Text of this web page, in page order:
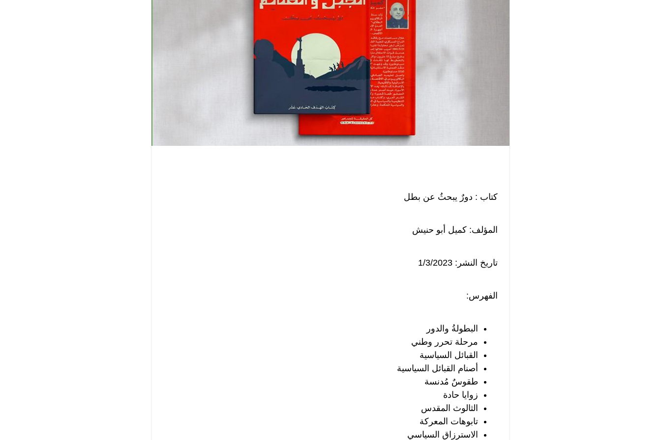
كتاب : دورٌ يبحثُ عن بطل
المؤلف: كميل أبو حنيش
تاريخ النشر: 1/3/2023
الفهرس:
البطولةُ والدور
مرحلة تحرر وطني
القبائل السياسية
أصنام القبائل السياسية
طقوسٌ مُدنسة
زوايا حادة
الثالوث المقدس
تابوهات المعركة
الاسترزاق السياسي